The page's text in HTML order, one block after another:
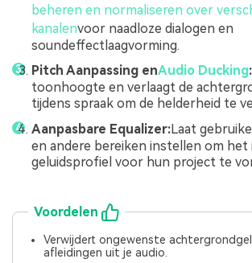
beheren en normaliseren over
kanalenvoor naadloze dialogen en
soundeffectlaagvorming.
Pitch Aanpassing enAudio Ducking:
toonhoogte en verlaagt de
tijdens spraak om de helderheid te
Aanpasbare Equalizer:Laat
en andere bereiken instellen om het
geluidsprofiel voor hun project te
Voordelen
Verwijdert ongewenste
afleidingen uit je audio.